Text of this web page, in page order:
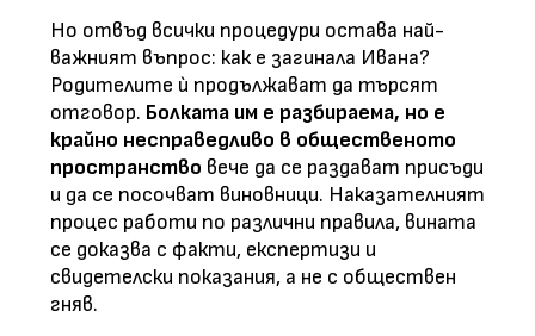
Но отвъд всички процедури остава най-
важният въпрос: как е загинала Ивана?
Родителите ѝ продължават да търсят
отговор. Болката им е разбираема, но е
крайно несправедливо в общественото
пространство вече да се раздават присъди
и да се посочват виновници. Наказателният
процес работи по различни правила, вината
се доказва с факти, експертизи и
свидетелски показания, а не с обществен
гняв.